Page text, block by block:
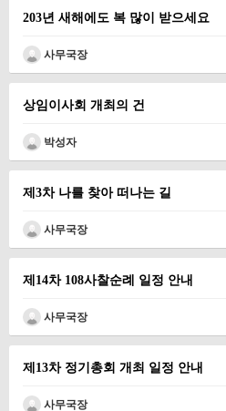
203년 새해에도 복 많이 받으세요
사무국장
상임이사회 개최의 건
박성자
제3차 나를 찾아 떠나는 길
사무국장
제14차 108사찰순례 일정 안내
사무국장
제13차 정기총회 개최 일정 안내
사무국장